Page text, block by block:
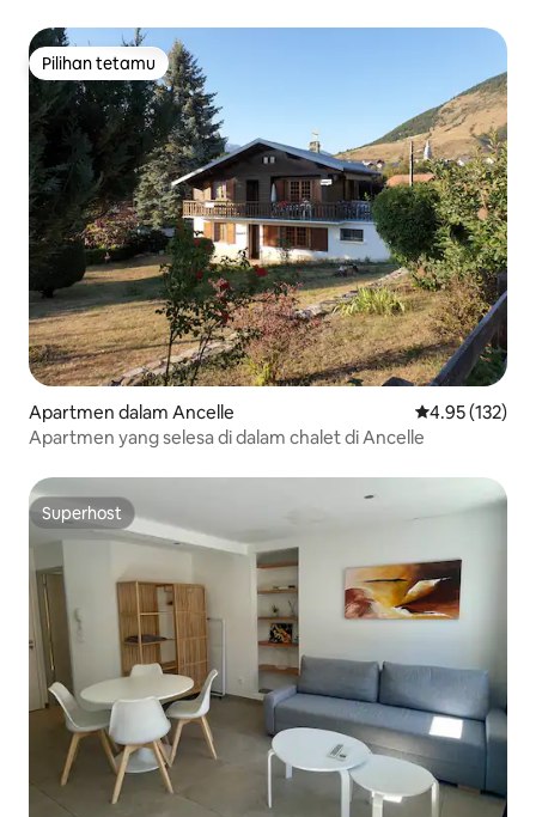
Pilihan tetamu
Pilihan tetamu
Apartmen dalam Ancelle Penarafan
4.95 (132)
Apartmen yang selesa di dalam chalet di Ancelle
Superhost
Superhost